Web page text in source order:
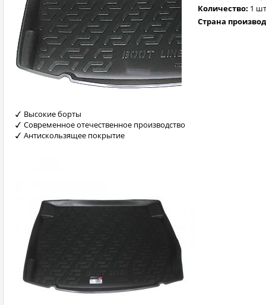
Количество: 1
Страна
Высокие борты
Современное отечественное производство
Антискользящее покрытие